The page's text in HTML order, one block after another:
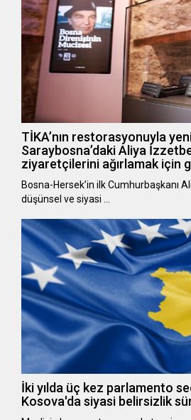
TİKA’nın restorasyonuyla
Saraybosna’daki Aliya
ziyaretçilerini ağırlamak için
Bosna-Hersek’in ilk Cumhurbaşkanı
düşünsel ve siyasi …
İki yılda üç kez parlamento
Kosova'da siyasi belirsizlik